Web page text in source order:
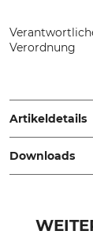
Verordnung
Erbendorf,
Artikeldetails
Produkttyp
Ersatzband
Made in
Downloads